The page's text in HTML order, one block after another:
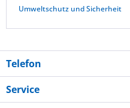
Umweltschutz und Sicherheit
Telefon
Service